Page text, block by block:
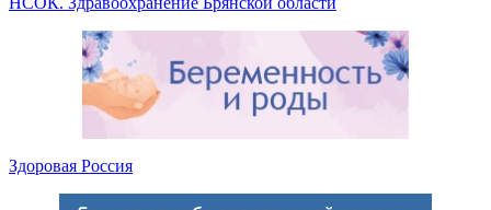
Здоровая Россия